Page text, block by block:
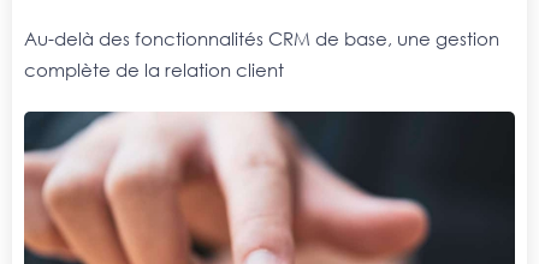
Au-delà des fonctionnalités CRM de base, une gestion
complète de la relation client